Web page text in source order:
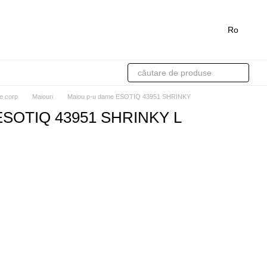
Ro
corp Maiouri Maiou p-u dame ESOTIQ 43951 SHRINKY
43951 SHRINKY L